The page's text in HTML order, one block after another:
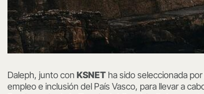
Daleph, junto con KSNET ha sido seleccionada por
empleo e inclusión del País Vasco, para llevar a